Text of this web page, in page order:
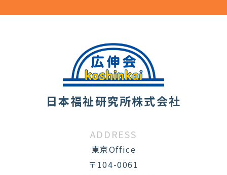
日本福祉研究所株式会社
ADDRESS
東京Office
〒104-0061